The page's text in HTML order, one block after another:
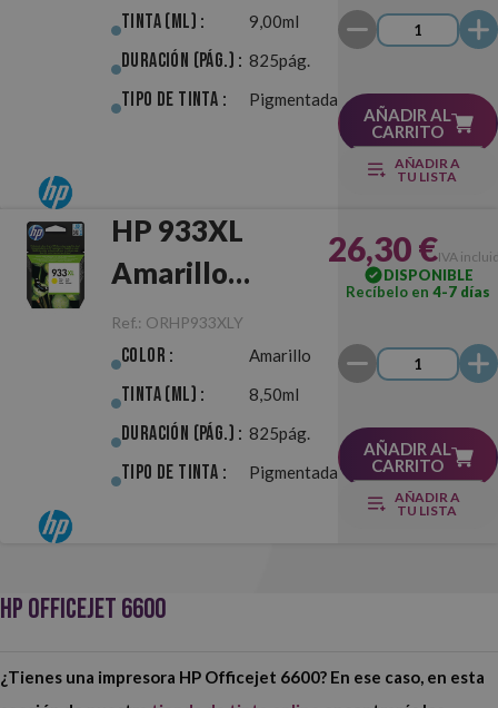
Tinta (ml) : 9,00ml
Duración (pág.) : 825pág.
Tipo de Tinta : Pigmentada
AÑADIR AL
CARRITO
AÑADIR A
TU LISTA
HP 933XL
Amarillo
Original
Ref.: ORHP933XLY
Color : Amarillo
Tinta (ml) : 8,50ml
Duración (pág.) : 825pág.
Tipo de Tinta : Pigmentada
26,30 €IVA
DISPONIBLE
Recíbelo en 4-7 días
AÑADIR AL
CARRITO
AÑADIR A
TU LISTA
HP OFFICEJET 6600
¿Tienes una impresora HP Officejet 6600? En ese caso, en esta